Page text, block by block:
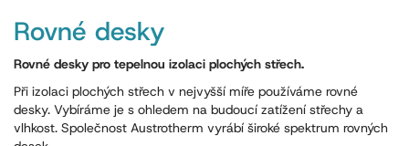
Rovné desky
Rovné desky pro tepelnou izolaci plochých střech.
Při izolaci plochých střech v nejvyšší míře používáme rovné
desky. Vybíráme je s ohledem na budoucí zatížení střechy a
vlhkost. Společnost Austrotherm vyrábí široké spektrum rovných